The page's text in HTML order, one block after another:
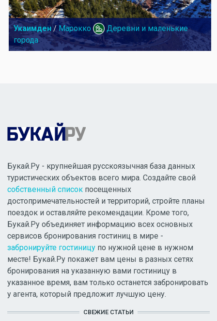
Укаимден/ Марокко
Деревни и маленькие
города
Букай.Ру - крупнейшая русскоязычная база данных
туристических объектов всего мира. Создайте свой
собственный список посещенных
достопримечательностей и территорий, стройте планы
поездок и оставляйте рекомендации. Кроме того,
Букай.Ру объединяет информацию всех основных
сервисов бронирования гостиниц в мире -
забронируйте гостиницу по нужной цене в нужном
месте! Букай.Ру покажет вам цены в разных сетях
бронирования на указанную вами гостиницу в
указанное время, вам только останется забронировать
у агента, который предложит лучшую цену.
СВЕЖИЕ СТАТЬИ